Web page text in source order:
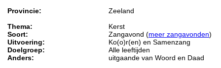
Provincie:
Zeeland
Thema:
Kerst
Soort:
Zangavond (meer zangavonden)
Uitvoering:
Ko(o)r(en) en Samenzang
Doelgroep:
Alle leeftijden
Anders:
uitgaande van Woord en Daad